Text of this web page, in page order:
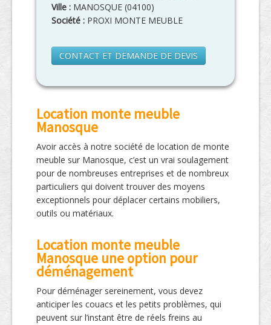
Ville : MANOSQUE (04100)
Société : PROXI MONTE MEUBLE
CONTACT ET DEMANDE DE DEVIS
Location monte meuble
Manosque
Avoir accès à notre société de location de monte
meuble sur Manosque, c’est un vrai soulagement
pour de nombreuses entreprises et de nombreux
particuliers qui doivent trouver des moyens
exceptionnels pour déplacer certains mobiliers,
outils ou matériaux.
Location monte meuble
Manosque une option pour
déménagement
Pour déménager sereinement, vous devez
anticiper les couacs et les petits problèmes, qui
peuvent sur l’instant être de réels freins au